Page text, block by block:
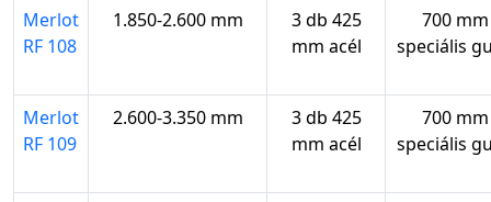
Merlot
RF 108
1.850-2.600 mm
3 db 425
mm acél
700 mm
speciális
Merlot
RF 109
2.600-3.350 mm
3 db 425
mm acél
700 mm
speciális